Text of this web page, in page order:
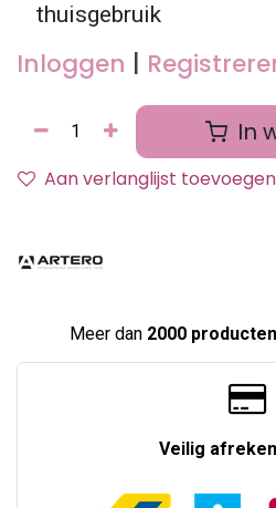
thuisgebruik
Inloggen |
In
Aan verlanglijst toevoegen
Meer dan 2000 producten
Veilig